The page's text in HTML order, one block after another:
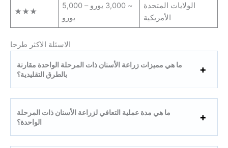
المتحدة
~ 3,000 يورو – 5,000
★★★
الاسئلة الاكثر طرحا
ما هي مميزات زراعة الأسنان ذات المرحلة الواحدة مقارنة
بالطرق التقليدية؟
ما هي مدة عملية التعافي لزراعة الأسنان ذات المرحلة